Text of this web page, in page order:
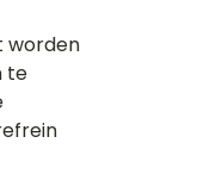
worden
te